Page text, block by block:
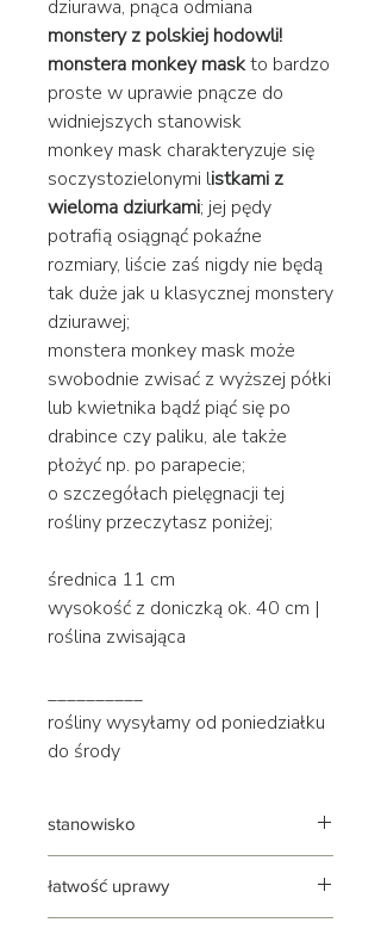
dziurawa, pnąca odmiana
monstery z polskiej hodowli!
monstera monkey maskto bardzo
proste w uprawie pnącze do
widniejszych stanowisk
monkey mask charakteryzuje się
soczystozielonymi listkami z
wieloma dziurkami; jej pędy
potrafią osiągnąć pokaźne
rozmiary, liście zaś nigdy nie będą
tak duże jak u klasycznej monstery
dziurawej;
monstera monkey mask może
swobodnie zwisać z wyższej półki
lub kwietnika bądź piąć się po
drabince czy paliku, ale także
płożyć np. po parapecie;
o szczegółach pielęgnacji tej
rośliny przeczytasz poniżej;
średnica 11 cm
wysokość z doniczką ok. 40 cm |
roślina zwisająca
__________
rośliny wysyłamy od poniedziałku
do środy
stanowisko
łatwość uprawy